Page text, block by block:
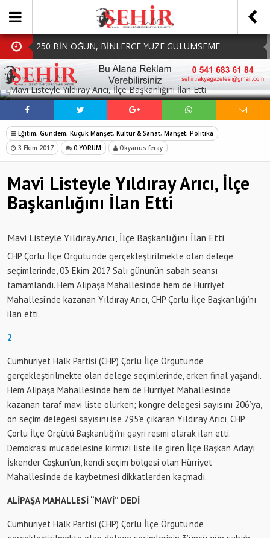
250 BİN ÖĞÜN, BİNLERCE YÜZE GÜLÜMSEME
BAŞKAN MÜGE YILDIZ TOPAK: ‘SOSYAL
BELEDİYECİLİKTE HİÇBİR HEMŞERİMİZİ YALNIZ
BIRAKMIYORUZ!’
MHP Çorlu İlçe Teşkilatında Yeni Dönem Başladı:
Mazbatalar Alındı
Dolu Vurdu, Büyükşehir Üreticiyi Yalnız Bırakmadı
SOFRALARDA BEREKETİ, GÖNÜLLERDE DAYANIŞMAYI
SOSYAL MEDYADA PAYLAŞ
Eğitim, Gündem, Küçük Manşet, Kültür & Sanat, Manşet, Politika
3 Ekim 2017
0 YORUM Okyanus feray
Mavi Listeyle Yıldıray Arıcı, İlçe
Başkanlığını İlan Etti
Mavi Listeyle Yıldıray Arıcı, İlçe Başkanlığını İlan Etti
CHP Çorlu İlçe Örgütü’nde gerçekleştirilmekte olan delege
seçimlerinde, 03 Ekim 2017 Salı gününün sabah seansı
tamamlandı. Hem Alipaşa Mahallesi’nde hem de Hürriyet
Mahallesi’nde kazanan Yıldıray Arıcı, CHP Çorlu İlçe Başkanlığı’nı
ilan etti.
2
Cumhuriyet Halk Partisi (CHP) Çorlu İlçe Örgütü’nde
gerçekleştirilmekte olan delege seçimlerinde, erken final yaşandı.
Hem Alipaşa Mahallesi’nde hem de Hürriyet Mahallesi’nde
kazanan taraf mavi liste olurken; kongre delegesi sayısını 206’ya,
ön seçim delegesi sayısını ise 795’e çıkaran Yıldıray Arıcı, CHP
Çorlu İlçe Örgütü Başkanlığı’nı gayri resmi olarak ilan etti.
Demokrasi mücadelesine kırmızı liste ile giren İlçe Başkan Adayı
İskender Coşkun’un, kendi seçim bölgesi olan Hürriyet
Mahallesi’nde de kaybetmesi dikkatlerden kaçmadı.
ALİPAŞA MAHALLESİ “MAVİ” DEDİ
Cumhuriyet Halk Partisi (CHP) Çorlu İlçe Örgütü’nde